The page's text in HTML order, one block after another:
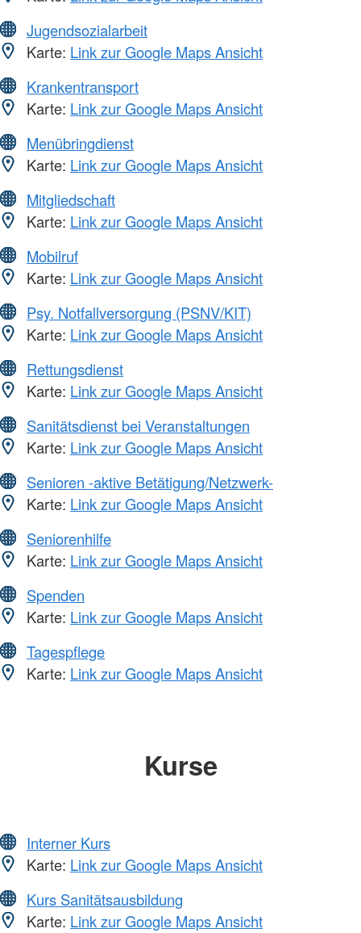
Jugendsozialarbeit
Karte: Link zur Google Maps Ansicht
Krankentransport
Karte: Link zur Google Maps Ansicht
Menübringdienst
Karte: Link zur Google Maps Ansicht
Mitgliedschaft
Karte: Link zur Google Maps Ansicht
Mobilruf
Karte: Link zur Google Maps Ansicht
Psy. Notfallversorgung (PSNV/KIT)
Karte: Link zur Google Maps Ansicht
Rettungsdienst
Karte: Link zur Google Maps Ansicht
Sanitätsdienst bei Veranstaltungen
Karte: Link zur Google Maps Ansicht
Senioren -aktive Betätigung/Netzwerk-
Karte: Link zur Google Maps Ansicht
Seniorenhilfe
Karte: Link zur Google Maps Ansicht
Spenden
Karte: Link zur Google Maps Ansicht
Tagespflege
Karte: Link zur Google Maps Ansicht
Kurse
Interner Kurs
Karte: Link zur Google Maps Ansicht
Kurs Sanitätsausbildung
Karte: Link zur Google Maps Ansicht